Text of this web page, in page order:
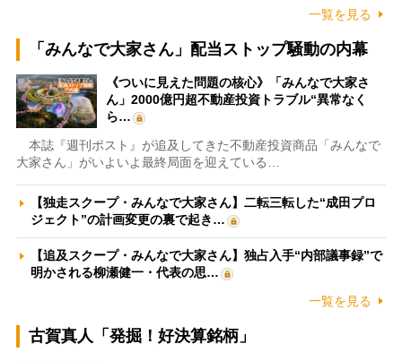
一覧を見る
「みんなで大家さん」配当ストップ騒動の内幕
《ついに見えた問題の核心》「みんなで大家さ
ん」2000億円超不動産投資トラブル“異常なく
ら…
本誌『週刊ポスト』が追及してきた不動産投資商品「みんなで
大家さん」がいよいよ最終局面を迎えている…
【独走スクープ・みんなで大家さん】二転三転した“成田プロ
ジェクト”の計画変更の裏で起き…
【追及スクープ・みんなで大家さん】独占入手“内部議事録”で
明かされる柳瀬健一・代表の思…
一覧を見る
古賀真人「発掘！好決算銘柄」